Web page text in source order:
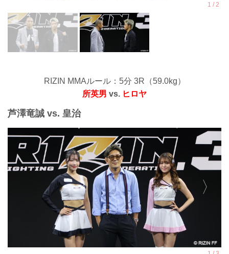
RIZIN MMAルール：5分 3R（59.0kg）
所英男 vs. ヒロヤ
芦澤竜誠 vs. 皇治